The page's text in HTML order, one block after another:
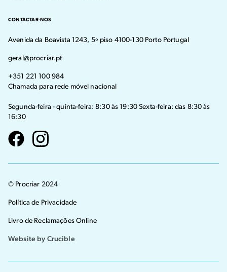
CONTACTAR-NOS
Avenida da Boavista 1243, 5º piso 4100-130 Porto Portugal
geral@procriar.pt
+351 221 100 984
Chamada para rede móvel nacional
Segunda-feira - quinta-feira: 8:30 às 19:30 Sexta-feira: das 8:30 às
16:30
Visit our Facebook page
Visit our instagram page
© Procriar 2024
Política de Privacidade
Livro de Reclamações Online
Website by Crucible